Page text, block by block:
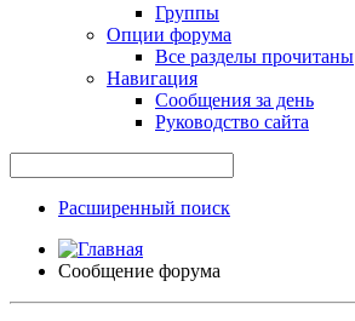
Группы
Опции форума
Все разделы прочитаны
Навигация
Сообщения за день
Руководство сайта
Расширенный поиск
Сообщение форума